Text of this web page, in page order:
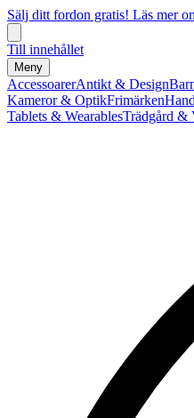
Sälj ditt fordon gratis! Läs mer
Till innehållet
Meny
AccessoarerAntikt & Design
Kameror & OptikFrimärken
Tablets & WearablesTrädgård &